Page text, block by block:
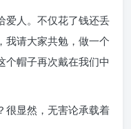
爱人。不仅花了钱还丢
我请大家共勉，做一个
个帽子再次戴在我们中
很显然，无害论承载着